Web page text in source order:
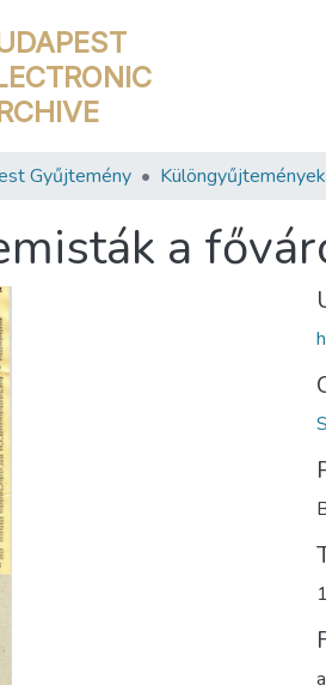
Gyűjtemény Különgyűjtemények
a